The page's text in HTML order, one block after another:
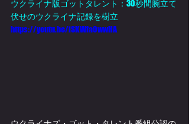
ウクライナ版ゴットタレント：30秒間腕立て
伏せのウクライナ記録を樹立
https://youtu.be/iSKWfa0wwHA